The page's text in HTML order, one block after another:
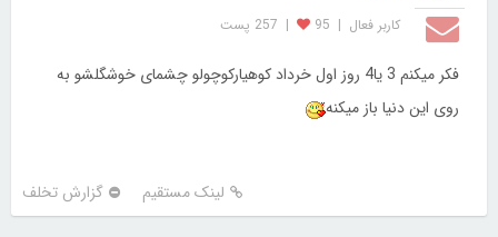
کاربر فعال |
95
| 257 پست
فکر میکنم 3 یا4 روز اول خرداد کوهیارکوچولو چشمای خوشگلشو به
روی این دنیا باز میکنه
لینک مستقیم گزارش تخلف